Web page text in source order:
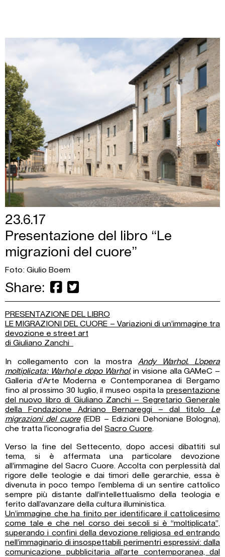
23.6.17
Presentazione del libro “Le
migrazioni del cuore”
Foto: Giulio Boem
Share:
PRESENTAZIONE DEL LIBRO
LE MIGRAZIONI DEL CUORE – Variazioni di un’immagine tra
devozione e street art
di Giuliano Zanchi
In collegamento con la mostraAndy Warhol. L’opera
moltiplicata: Warhol e dopo Warhol, in visione alla GAMeC –
Galleria d’Arte Moderna e Contemporanea di Bergamo
fino al prossimo 30 luglio, il museo ospita la presentazione
del nuovo libro di Giuliano Zanchi – Segretario Generale
della Fondazione Adriano Bernareggi – dal titolo Le
migrazioni del cuore(EDB – Edizioni Dehoniane Bologna),
che tratta l’iconografia del Sacro Cuore.
Verso la fine del Settecento, dopo accesi dibattiti sul
tema, si è affermata una particolare devozione
all’immagine del Sacro Cuore. Accolta con perplessità dal
rigore delle teologie e dai timori delle gerarchie, essa è
divenuta in poco tempo l’emblema di un sentire cattolico
sempre più distante dall’intellettualismo della teologia e
ferito dall’avanzare della cultura illuministica.
Un’immagine che ha finito per identificare il cattolicesimo
come tale e che nel corso dei secoli si è “moltiplicata”,
superando i confini della devozione religiosa ed entrando
nell’immaginario di insospettabili perimentri espressivi: dalla
comunicazione pubblicitaria all’arte contemporanea, dal